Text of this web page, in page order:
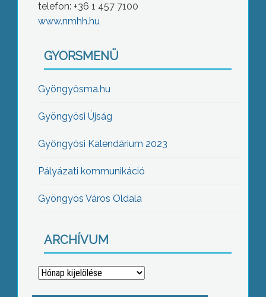
telefon: +36 1 457 7100
www.nmhh.hu
GYORSMENÜ
Gyöngyösma.hu
Gyöngyösi Újság
Gyöngyösi Kalendárium 2023
Pályázati kommunikáció
Gyöngyös Város Oldala
ARCHÍVUM
Archívum